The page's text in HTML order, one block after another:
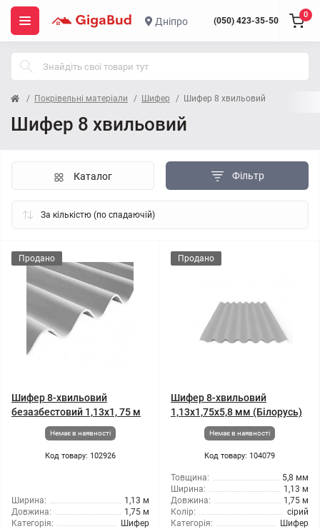
Дніпро (050) 423-35-50
0
Покрівельні матеріали Шифер Шифер 8 хвильовий
Шифер 8 хвильовий
Фільтр
Каталог
Продано
Шифер 8-хвильовий
безазбестовий 1,13x1, 75 м
Немає в наявності
Код товару: 102926
Ширина:
1,13 м
Довжина:
1,75 м
Категорія:
Шифер
Продано
Шифер 8-хвильовий
1,13x1,75x5,8 мм (Білорусь)
Немає в наявності
Код товару: 104079
Товщина:
5,8 мм
Ширина:
1,13 м
Довжина:
1,75 м
Колір:
сірий
Категорія:
Шифер